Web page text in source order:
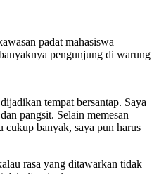
padat mahasiswa
pengunjung di warung
tempat bersantap. Saya
pangsit. Selain memesan
cukup banyak, saya pun harus
rasa yang ditawarkan tidak